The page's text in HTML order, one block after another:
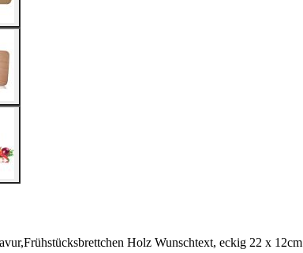
Holz Wunschtext, eckig 22 x 12cm